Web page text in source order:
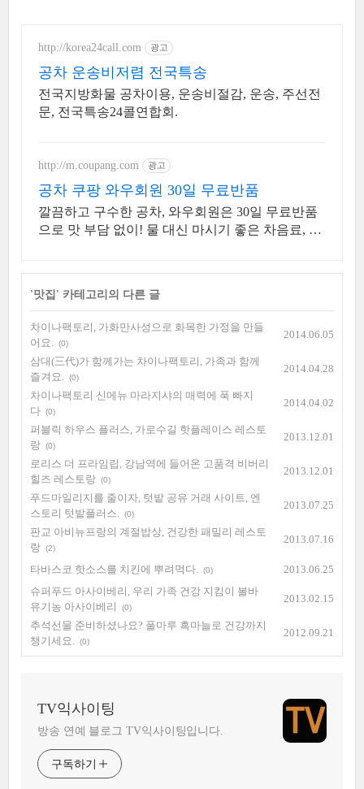
http://korea24call.com 광고
공차 운송비저렴 전국특송
전국지방화물 공차이용, 운송비절감, 운송, 주선전
문, 전국특송24콜연합회.
http://m.coupang.com 광고
공차 쿠팡 와우회원 30일 무료반품
깔끔하고 구수한 공차, 와우회원은 30일 무료반품
으로 맛 부담 없이! 물 대신 마시기 좋은 차음료, 오
'맛집 ' 카테고리의 다른 글
차이나팩토리, 가화만사성으로 화목한 가정을 만들
어요.
(0)
2014.06.05
삼대(三代)가 함께가는 차이나팩토리, 가족과 함께
즐겨요.
(0)
2014.04.28
차이나팩토리 신메뉴 마라지샤의 매력에 푹 빠지
다 (0)
2014.04.02
퍼블릭 하우스 플러스, 가로수길 핫플레이스 레스토
랑 (0)
2013.12.01
로리스 더 프라임립, 강남역에 들어온 고품격 비버리
힐즈 레스토랑 (0)
2013.12.01
푸드마일리지를 줄이자, 텃밭 공유 거래 사이트, 엔
스토리 텃밭플러스.
(0)
2013.07.25
판교 아비뉴프랑의 계절밥상, 건강한 패밀리 레스토
랑 (2)
2013.07.16
타바스코 핫소스를 치킨에 뿌려먹다. (0)
2013.06.25
슈퍼푸드 아사이베리, 우리 가족 건강 지킴이 볼바
유기농 아사이베리
(0)
2013.02.15
추석선물 준비하셨나요? 풀마루 흑마늘로 건강까지
챙기세요.
(0)
2012.09.21
TV익사이팅
방송 연예 블로그 TV익사이팅입니다.
구독하기